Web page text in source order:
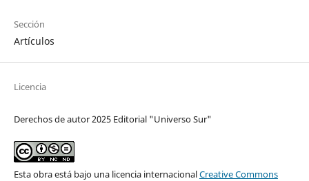
Sección
Artículos
Licencia
Derechos de autor 2025 Editorial "Universo Sur"
Esta obra está bajo una licencia internacionalCreative Commons